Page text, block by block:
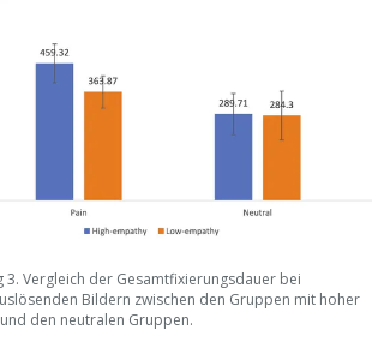
3. Vergleich der Gesamtfixierungsdauer bei
Bildern zwischen den Gruppen mit hoher
den neutralen Gruppen.